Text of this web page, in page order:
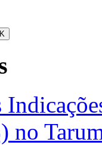
no